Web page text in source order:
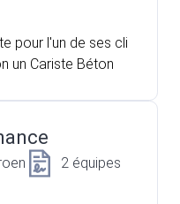
pour l'un de ses cli
un Cariste Béton
2 équipes